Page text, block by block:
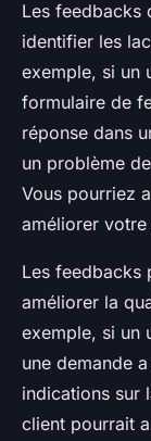
Les feedbacks
identifier les
exemple, si un
formulaire de
réponse dans
un problème
Vous pourriez
améliorer
Les feedbacks
améliorer la
exemple, si un
une demande
indications sur
client pourrait